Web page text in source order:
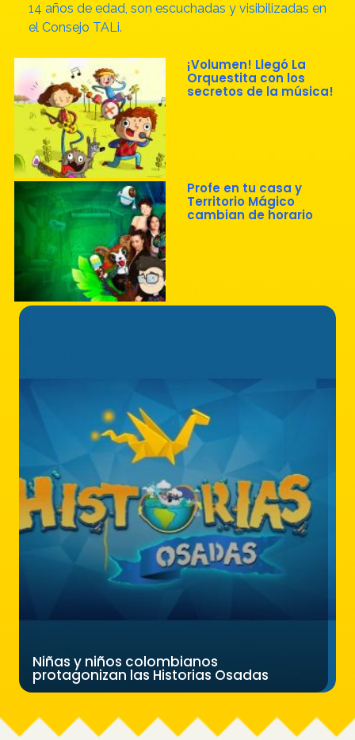
14 años de edad, son escuchadas y visibilizadas en
el Consejo TALi.
¡Volumen! Llegó La
Orquestita con los
secretos de la música!
Profe en tu casa y
Territorio Mágico
cambian de horario
Niñas y niños colombianos
protagonizan las Historias Osadas